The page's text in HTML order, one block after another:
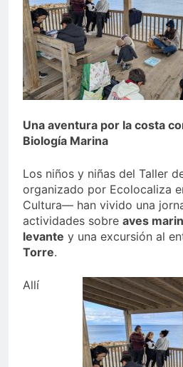
echa
rotundo
1 Semana
La
Banco de
Campo
su
1 Semana
Tráfico
despedir
La feria
hasta el
Una aventura por la costa
Biología Marina
Los niños y niñas del Taller
organizado por Ecolocaliza
Cultura— han vivido una
actividades sobre aves
levante y una excursión al
Torre.
Allí